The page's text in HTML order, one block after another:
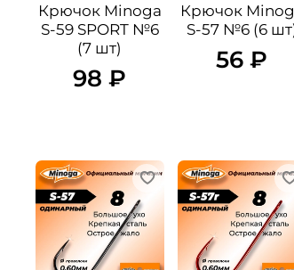
Крючок Minoga
S-59 SPORT №6
(7 шт)
98 ₽
Крючок
S-57 №6 (6
56 ₽